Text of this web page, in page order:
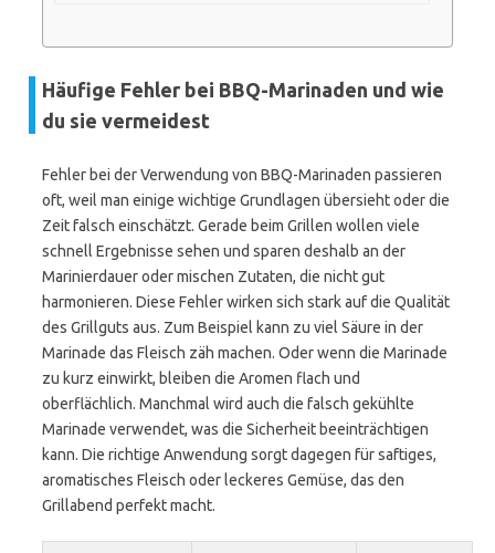
Häufige Fehler bei BBQ-Marinaden und wie
du sie vermeidest
Fehler bei der Verwendung von BBQ-Marinaden passieren
oft, weil man einige wichtige Grundlagen übersieht oder die
Zeit falsch einschätzt. Gerade beim Grillen wollen viele
schnell Ergebnisse sehen und sparen deshalb an der
Marinierdauer oder mischen Zutaten, die nicht gut
harmonieren. Diese Fehler wirken sich stark auf die Qualität
des Grillguts aus. Zum Beispiel kann zu viel Säure in der
Marinade das Fleisch zäh machen. Oder wenn die Marinade
zu kurz einwirkt, bleiben die Aromen flach und
oberflächlich. Manchmal wird auch die falsch gekühlte
Marinade verwendet, was die Sicherheit beeinträchtigen
kann. Die richtige Anwendung sorgt dagegen für saftiges,
aromatisches Fleisch oder leckeres Gemüse, das den
Grillabend perfekt macht.